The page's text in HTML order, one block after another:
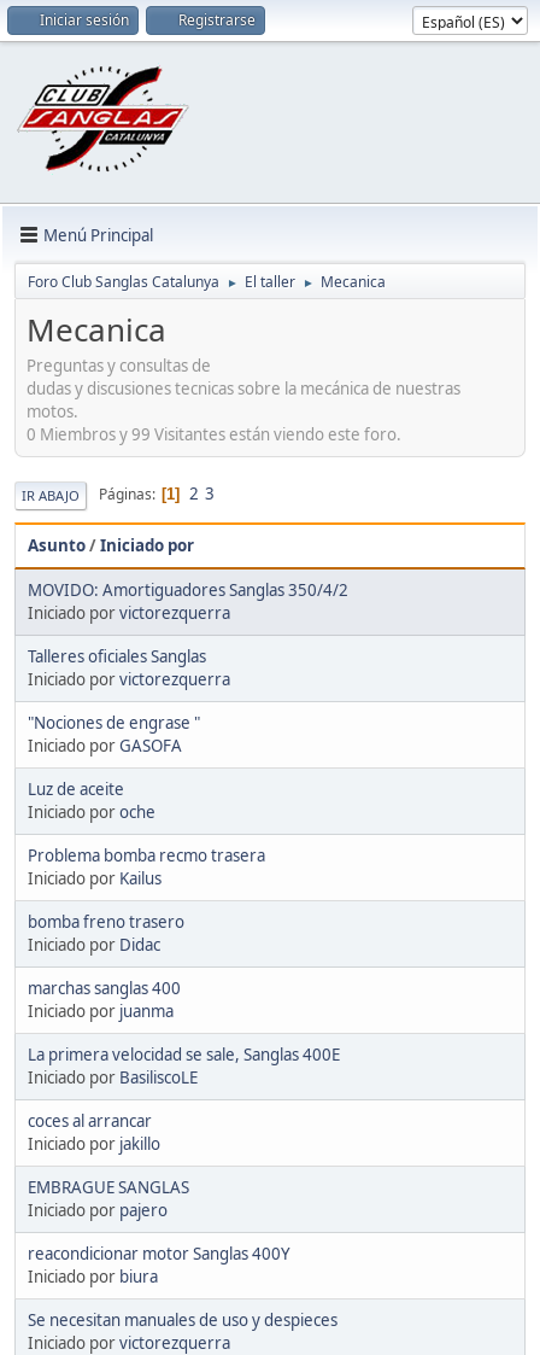
Iniciar sesión Registrarse
Menú Principal
Foro Club Sanglas Catalunya ► El taller ► Mecanica
Mecanica
Preguntas y consultas de
dudas y discusiones tecnicas sobre la mecánica de nuestras
motos.
0 Miembros y 99 Visitantes están viendo este foro.
IR ABAJO Páginas 1 2 3
Asunto/Iniciado por
MOVIDO: Amortiguadores Sanglas 350/4/2
Iniciado porvictorezquerra
Talleres oficiales Sanglas
Iniciado porvictorezquerra
"Nociones de engrase "
Iniciado porGASOFA
Luz de aceite
Iniciado poroche
Problema bomba recmo trasera
Iniciado por Kailus
bomba freno trasero
Iniciado por Didac
marchas sanglas 400
Iniciado por juanma
La primera velocidad se sale, Sanglas 400E
Iniciado por BasiliscoLE
coces al arrancar
Iniciado por jakillo
EMBRAGUE SANGLAS
Iniciado por pajero
reacondicionar motor Sanglas 400Y
Iniciado por biura
Se necesitan manuales de uso y despieces
Iniciado porvictorezquerra